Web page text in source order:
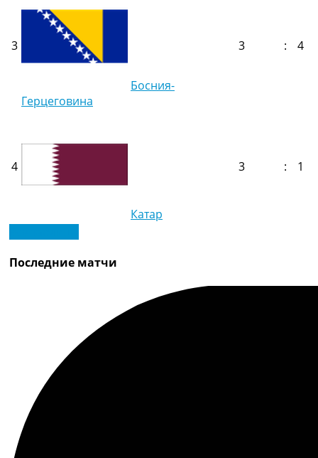
3
Босния-
Герцеговина
3 : 4
4
Катар
3 : 1
Последние матчи